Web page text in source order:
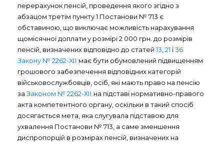
перерахунок пенсій, проведення якого згідно з
абзацом третім пункту 1 Постанови № 713 є
обставиною, що виключає можливість нарахування
щомісячної доплати у розмірі 2 000 грн. до розмірів
пенсій, визначених відповідно до статей13 21 і36
Закону № 2262-ХІІ має бути обумовлений підвищенням
грошового забезпечення відповідних категорій
військовослужбовців, осіб, які мають право на пенсію
за Законом № 2262-ХІІ на підставі нормативно-правого
акта компетентного органу, оскільки в такий спосіб
досягається мета, яка слугувала підставою для
ухвалення Постанови № 713, а саме зменшення
диспропорцій в розмірах пенсій, визначених на